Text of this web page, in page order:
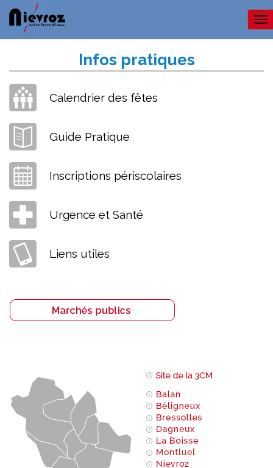
Infos pratiques
Calendrier des fêtes
Guide Pratique
Inscriptions périscolaires
Urgence et Santé
Liens utiles